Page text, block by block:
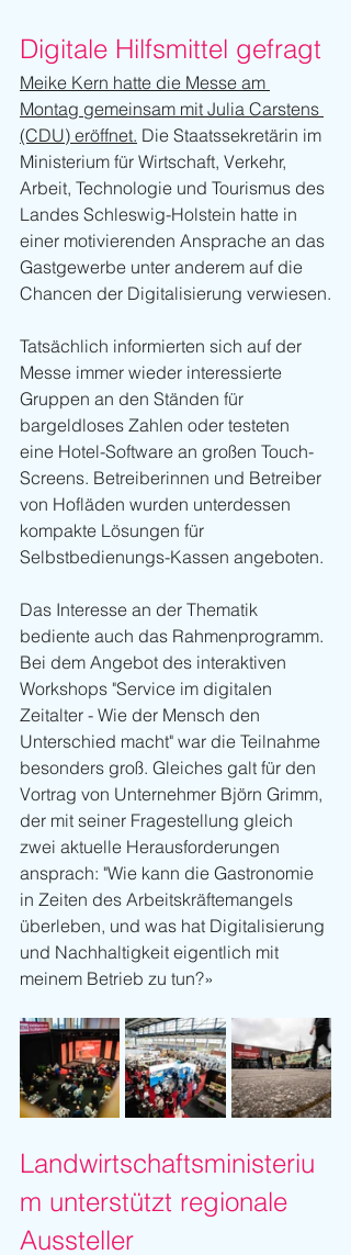
Digitale Hilfsmittel gefragt
Meike Kern hatte die Messe am
Montag gemeinsam mit Julia Carstens
(CDU) eröffnet. Die Staatssekretärin im
Ministerium für Wirtschaft, Verkehr,
Arbeit, Technologie und Tourismus des
Landes Schleswig-Holstein hatte in
einer motivierenden Ansprache an das
Gastgewerbe unter anderem auf die
Chancen der Digitalisierung verwiesen.
Tatsächlich informierten sich auf der
Messe immer wieder interessierte
Gruppen an den Ständen für
bargeldloses Zahlen oder testeten
eine Hotel-Software an großen Touch-
Screens. Betreiberinnen und Betreiber
von Hofläden wurden unterdessen
kompakte Lösungen für
Selbstbedienungs-Kassen angeboten.
Das Interesse an der Thematik
bediente auch das Rahmenprogramm.
Bei dem Angebot des interaktiven
Workshops "Service im digitalen
Zeitalter - Wie der Mensch den
Unterschied macht" war die Teilnahme
besonders groß. Gleiches galt für den
Vortrag von Unternehmer Björn Grimm,
der mit seiner Fragestellung gleich
zwei aktuelle Herausforderungen
ansprach: "Wie kann die Gastronomie
in Zeiten des Arbeitskräftemangels
überleben, und was hat Digitalisierung
und Nachhaltigkeit eigentlich mit
meinem Betrieb zu tun?»
Landwirtschaftsministeriu
m unterstützt regionale
Aussteller